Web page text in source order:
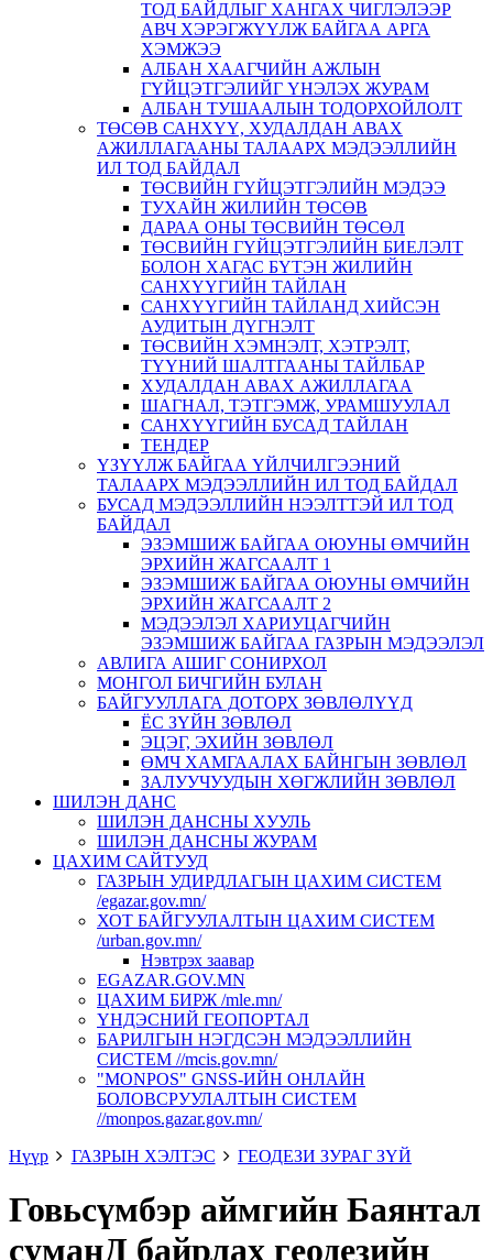
ТОД БАЙДЛЫГ ХАНГАХ ЧИГЛЭЛЭЭР
АВЧ ХЭРЭГЖҮҮЛЖ БАЙГАА АРГА
ХЭМЖЭЭ
АЛБАН ХААГЧИЙН АЖЛЫН
ГҮЙЦЭТГЭЛИЙГ ҮНЭЛЭХ ЖУРАМ
АЛБАН ТУШААЛЫН ТОДОРХОЙЛОЛТ
ТӨСӨВ САНХҮҮ, ХУДАЛДАН АВАХ
АЖИЛЛАГААНЫ ТАЛААРХ МЭДЭЭЛЛИЙН
ИЛ ТОД БАЙДАЛ
ТӨСВИЙН ГҮЙЦЭТГЭЛИЙН МЭДЭЭ
ТУХАЙН ЖИЛИЙН ТӨСӨВ
ДАРАА ОНЫ ТӨСВИЙН ТӨСӨЛ
ТӨСВИЙН ГҮЙЦЭТГЭЛИЙН БИЕЛЭЛТ
БОЛОН ХАГАС БҮТЭН ЖИЛИЙН
САНХҮҮГИЙН ТАЙЛАН
САНХҮҮГИЙН ТАЙЛАНД ХИЙСЭН
АУДИТЫН ДҮГНЭЛТ
ТӨСВИЙН ХЭМНЭЛТ, ХЭТРЭЛТ,
ТҮҮНИЙ ШАЛТГААНЫ ТАЙЛБАР
ХУДАЛДАН АВАХ АЖИЛЛАГАА
ШАГНАЛ, ТЭТГЭМЖ, УРАМШУУЛАЛ
САНХҮҮГИЙН БУСАД ТАЙЛАН
ТЕНДЕР
ҮЗҮҮЛЖ БАЙГАА ҮЙЛЧИЛГЭЭНИЙ
ТАЛААРХ МЭДЭЭЛЛИЙН ИЛ ТОД БАЙДАЛ
БУСАД МЭДЭЭЛЛИЙН НЭЭЛТТЭЙ ИЛ ТОД
БАЙДАЛ
ЭЗЭМШИЖ БАЙГАА ОЮУНЫ ӨМЧИЙН
ЭРХИЙН ЖАГСААЛТ 1
ЭЗЭМШИЖ БАЙГАА ОЮУНЫ ӨМЧИЙН
ЭРХИЙН ЖАГСААЛТ 2
МЭДЭЭЛЭЛ ХАРИУЦАГЧИЙН
ЭЗЭМШИЖ БАЙГАА ГАЗРЫН МЭДЭЭЛЭЛ
АВЛИГА АШИГ СОНИРХОЛ
МОНГОЛ БИЧГИЙН БУЛАН
БАЙГУУЛЛАГА ДОТОРХ ЗӨВЛӨЛҮҮД
ЁС ЗҮЙН ЗӨВЛӨЛ
ЭЦЭГ, ЭХИЙН ЗӨВЛӨЛ
ӨМЧ ХАМГААЛАХ БАЙНГЫН ЗӨВЛӨЛ
ЗАЛУУЧУУДЫН ХӨГЖЛИЙН ЗӨВЛӨЛ
ШИЛЭН ДАНС
ШИЛЭН ДАНСНЫ ХУУЛЬ
ШИЛЭН ДАНСНЫ ЖУРАМ
ЦАХИМ САЙТУУД
ГАЗРЫН УДИРДЛАГЫН ЦАХИМ СИСТЕМ
/egazar.gov.mn/
ХОТ БАЙГУУЛАЛТЫН ЦАХИМ СИСТЕМ
/urban.gov.mn/
Нэвтрэх заавар
EGAZAR.GOV.MN
ЦАХИМ БИРЖ /mle.mn/
ҮНДЭСНИЙ ГЕОПОРТАЛ
БАРИЛГЫН НЭГДСЭН МЭДЭЭЛЛИЙН
СИСТЕМ //mcis.gov.mn/
"MONPOS" GNSS-ИЙН ОНЛАЙН
БОЛОВСРУУЛАЛТЫН СИСТЕМ
//monpos.gazar.gov.mn/
Нүүр
ГАЗРЫН ХЭЛТЭС ГЕОДЕЗИ ЗУРАГ ЗҮЙ
Говьсүмбэр аймгийн Баянтал
суманД байрлах геодезийн